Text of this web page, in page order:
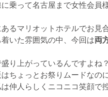
乗って名古屋まで女性会員
るマリオットホテルでお見
いた雰囲気の中、今回は両
盛り上がっているんですよね
ちょっとお祭りムードな
仲人らしくニコニコ笑顔で